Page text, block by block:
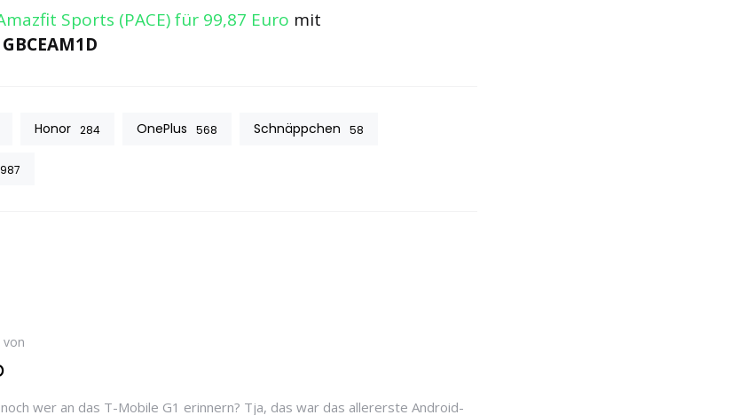
Sports (PACE) für 99,87 Euro mit
GBCEAM1D
Honor 284 OnePlus 568 Schnäppchen 58
987
von
wer an das T-Mobile G1 erinnern? Tja, das war das allererste Android-